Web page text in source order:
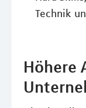
Technik
Höhere